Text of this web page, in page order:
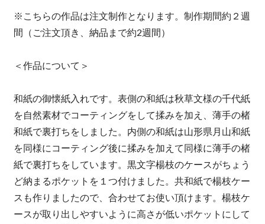
※こちらの作品は注文制作となります。制作期間約２週
間（ご注文頂き、納品まで約2週間）
＜作品について＞
和紙の御懐紙入れです。表側の和紙は秋草文様の千代紙
を自然素材でコーティングをして揉みを加え、薄手の楮
和紙で裏打ちをしました。内側の和紙は山形県月山和紙
を同様にコーティング後に揉みを加えて同様に薄手の楮
紙で裏打ちをしています。黒文字楊枝のケースがちょう
ど納まるポケットを１つ付けました。共和紙で楊枝ケー
スも作りましたので、合わせてお使い頂けます。楊枝ケ
ースが取り出しやすいように高さが低いポケットにして